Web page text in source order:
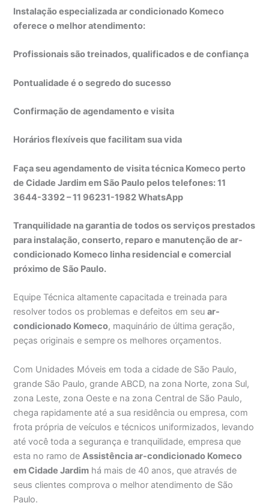
Instalação especializada ar condicionado Komeco
oferece o melhor atendimento:
Profissionais são treinados, qualificados e de confiança
Pontualidade é o segredo do sucesso
Confirmação de agendamento e visita
Horários flexíveis que facilitam sua vida
Faça seu agendamento de visita técnica Komeco perto
de Cidade Jardim em São Paulo pelos telefones: 11
3644-3392 – 11 96231-1982 WhatsApp
Tranquilidade na garantia de todos os serviços prestados
para instalação, conserto, reparo e manutenção de ar-
condicionado Komeco linha residencial e comercial
próximo de São Paulo.
Equipe Técnica altamente capacitada e treinada para
resolver todos os problemas e defeitos em seuar-
condicionado Komeco, maquinário de última geração,
peças originais e sempre os melhores orçamentos.
Com Unidades Móveis em toda a cidade de São Paulo,
grande São Paulo, grande ABCD, na zona Norte, zona Sul,
zona Leste, zona Oeste e na zona Central de São Paulo,
chega rapidamente até a sua residência ou empresa, com
frota própria de veículos e técnicos uniformizados, levando
até você toda a segurança e tranquilidade, empresa que
esta no ramo deAssistência ar-condicionado Komeco
em Cidade Jardim há mais de 40 anos, que através de
seus clientes comprova o melhor atendimento de São
Paulo.